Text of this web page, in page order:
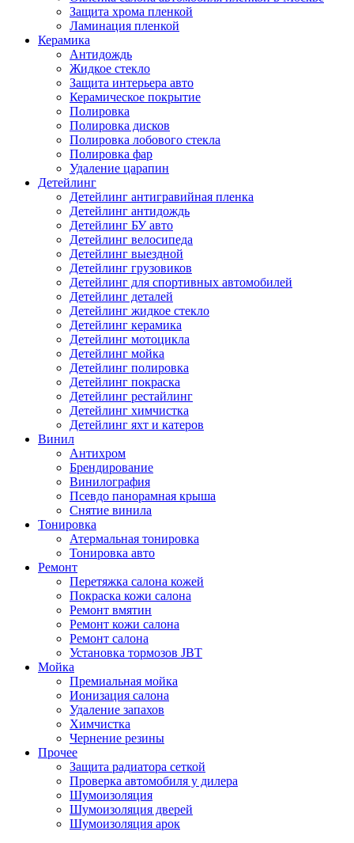
Защита хрома пленкой
Ламинация пленкой
Керамика
Антидождь
Жидкое стекло
Защита интерьера авто
Керамическое покрытие
Полировка
Полировка дисков
Полировка лобового стекла
Полировка фар
Удаление царапин
Детейлинг
Детейлинг антигравийная пленка
Детейлинг антидождь
Детейлинг БУ авто
Детейлинг велосипеда
Детейлинг выездной
Детейлинг грузовиков
Детейлинг для спортивных автомобилей
Детейлинг деталей
Детейлинг жидкое стекло
Детейлинг керамика
Детейлинг мотоцикла
Детейлинг мойка
Детейлинг полировка
Детейлинг покраска
Детейлинг рестайлинг
Детейлинг химчистка
Детейлинг яхт и катеров
Винил
Антихром
Брендирование
Винилография
Псевдо панорамная крыша
Снятие винила
Тонировка
Атермальная тонировка
Тонировка авто
Ремонт
Перетяжка салона кожей
Покраска кожи салона
Ремонт вмятин
Ремонт кожи салона
Ремонт салона
Установка тормозов JBT
Мойка
Премиальная мойка
Ионизация салона
Удаление запахов
Химчистка
Чернение резины
Прочее
Защита радиатора сеткой
Проверка автомобиля у дилера
Шумоизоляция
Шумоизоляция дверей
Шумоизоляция арок